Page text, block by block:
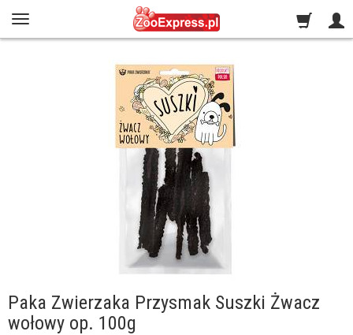
Paka Zwierzaka Przysmak Suszki Żwacz
wołowy op. 100g